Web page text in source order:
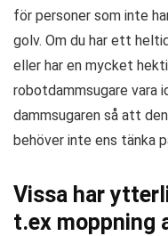
för personer som inte
golv. Om du har ett
eller har en mycket
robotdammsugare vara
dammsugaren så att
behöver inte ens tänka
Vissa har
t.ex moppning